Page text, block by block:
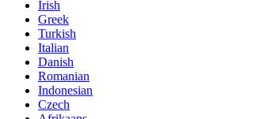
Irish
Greek
Turkish
Italian
Danish
Romanian
Indonesian
Czech